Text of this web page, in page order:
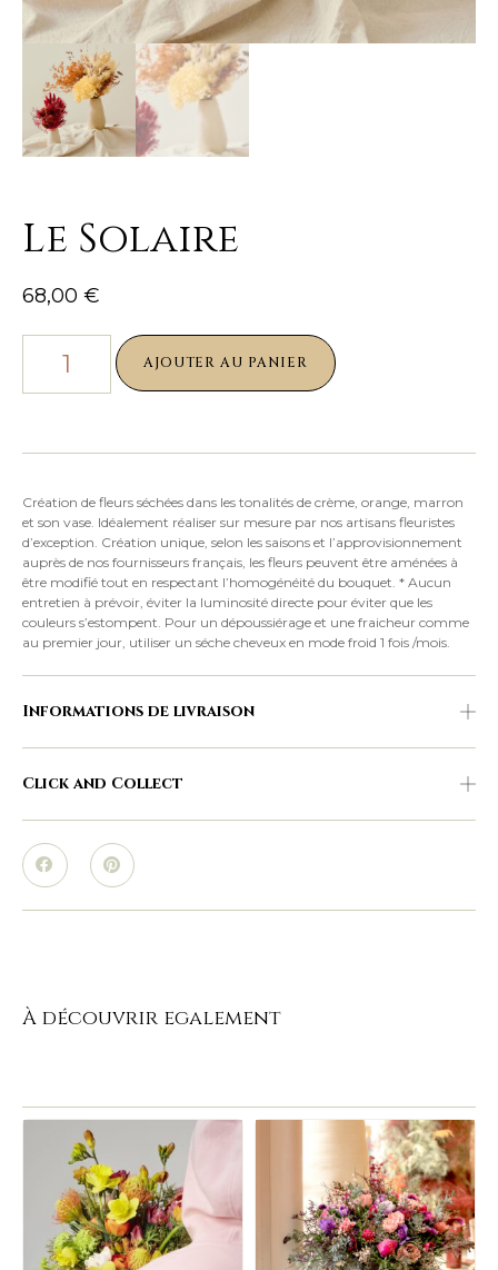
Le Solaire
68,00 €
AJOUTER AU PANIER
Création de fleurs séchées dans les tonalités de crème, orange, marron
et son vase. Idéalement réaliser sur mesure par nos artisans fleuristes
d’exception. Création unique, selon les saisons et l’approvisionnement
auprès de nos fournisseurs français, les fleurs peuvent être aménées à
être modifié tout en respectant l’homogénéité du bouquet. * Aucun
entretien à prévoir, éviter la luminosité directe pour éviter que les
couleurs s’estompent. Pour un dépoussiérage et une fraicheur comme
au premier jour, utiliser un séche cheveux en mode froid 1 fois /mois.
Informations de livraison
Click and Collect
À découvrir egalement